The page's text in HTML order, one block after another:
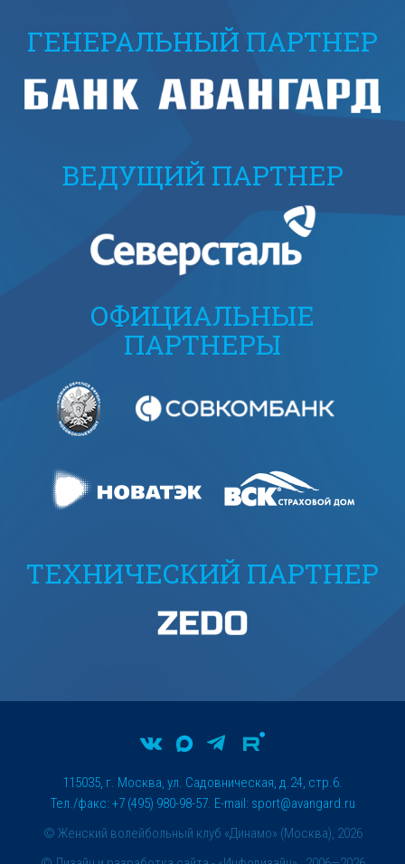
ГЕНЕРАЛЬНЫЙ ПАРТНЕР
ВЕДУЩИЙ ПАРТНЕР
ОФИЦИАЛЬНЫЕ
ПАРТНЕРЫ
ТЕХНИЧЕСКИЙ ПАРТНЕР
© Женский волейбольный клуб «Динамо» (Москва), 2026
115035, г. Москва, ул. Садовническая, д.24, стр.6.
Тел./факс: +7 (495) 980-98-57. E-mail: sport@avangard.ru